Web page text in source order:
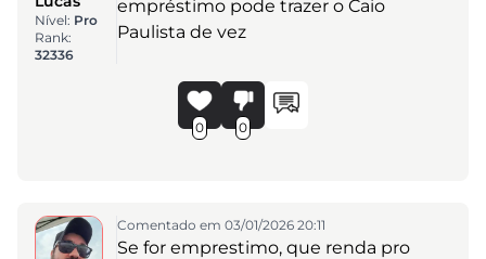
Nível: Pro
Rank:
32336
empréstimo pode trazer o Caio
Paulista de vez
0 0
Comentado em 03/01/2026 20:11
Se for emprestimo, que renda pro